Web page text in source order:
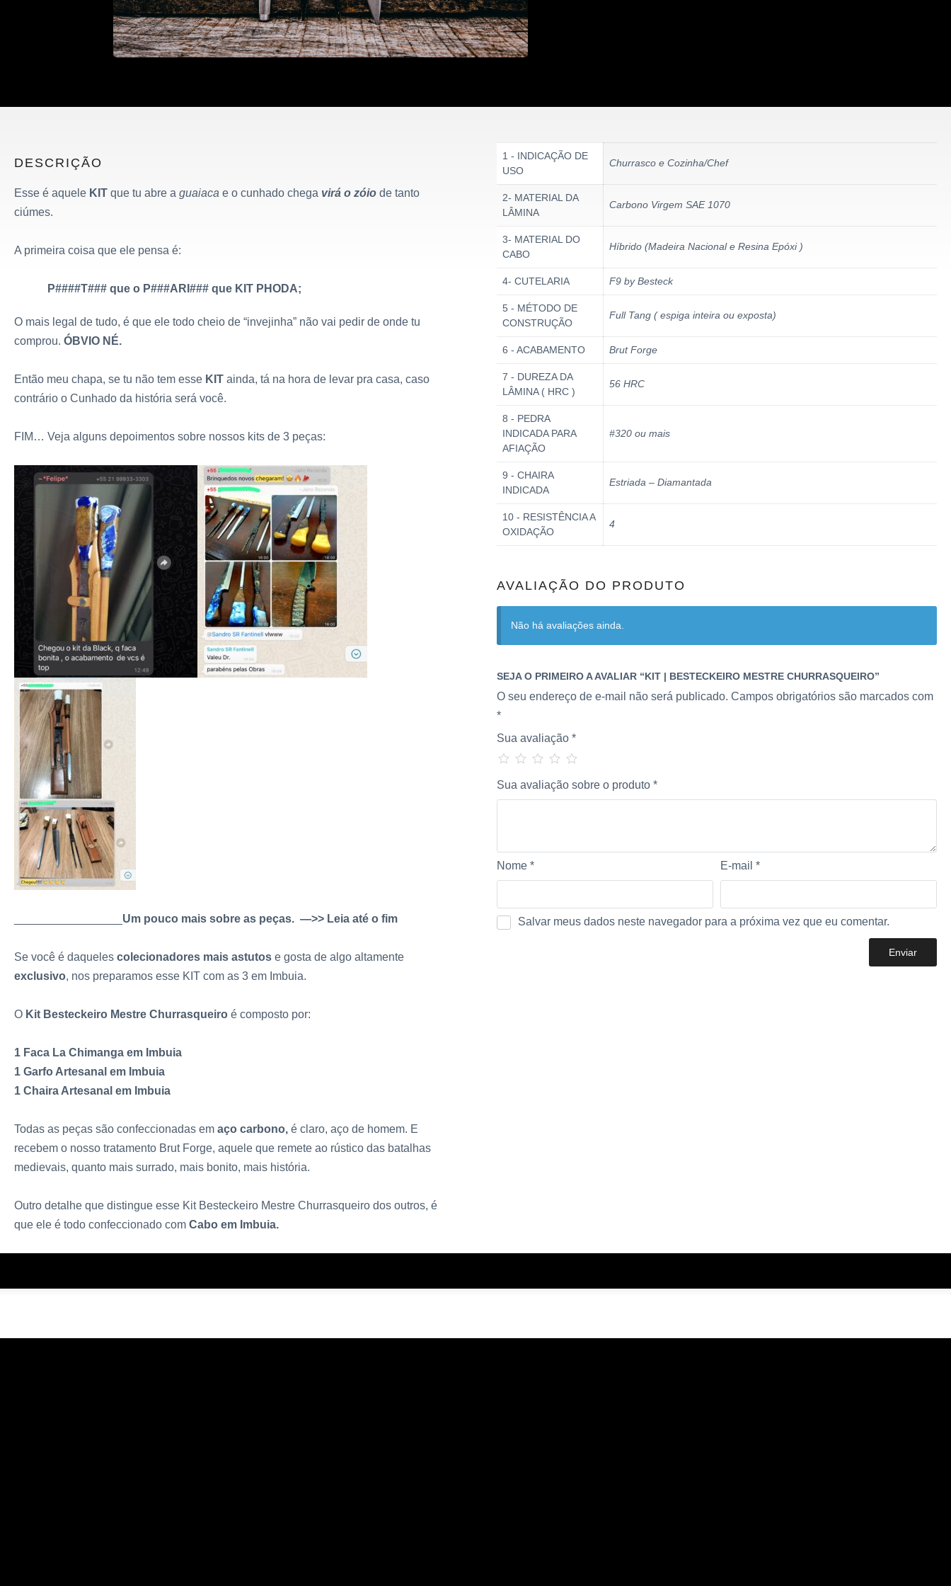
DESCRIÇÃO
Esse é aquele KIT que tu abre a guaiaca e o cunhado chega virá o zóio de tanto
ciúmes.
A primeira coisa que ele pensa é:
P####T### que o P###ARI### que KIT PHODA;
O mais legal de tudo, é que ele todo cheio de “invejinha” não vai pedir de onde tu
comprou. ÓBVIO NÉ.
Então meu chapa, se tu não tem esse KIT ainda, tá na hora de levar pra casa, caso
contrário o Cunhado da história será você.
FIM… Veja alguns depoimentos sobre nossos kits de 3 peças:
Um pouco mais sobre as peças. —>> Leia até o fim
Se você é daqueles colecionadores mais astutos e gosta de algo altamente
exclusivo, nos preparamos esse KIT com as 3 em Imbuia.
O Kit Besteckeiro Mestre Churrasqueiro é composto por:
1 Faca La Chimanga em Imbuia
1 Garfo Artesanal em Imbuia
1 Chaira Artesanal em Imbuia
Todas as peças são confeccionadas em aço carbono, é claro, aço de homem. E
recebem o nosso tratamento Brut Forge, aquele que remete ao rústico das batalhas
medievais, quanto mais surrado, mais bonito, mais história.
Outro detalhe que distingue esse Kit Besteckeiro Mestre Churrasqueiro dos outros, é
que ele é todo confeccionado com Cabo em Imbuia.
1 - INDICAÇÃO DE
USO
Churrasco e Cozinha/Chef
2- MATERIAL DA
LÂMINA
Carbono Virgem SAE 1070
3- MATERIAL DO
CABO
Híbrido (Madeira Nacional e Resina Epóxi )
4- CUTELARIA F9 by Besteck
5 - MÉTODO DE
CONSTRUÇÃO
Full Tang ( espiga inteira ou exposta)
6 - ACABAMENTO Brut Forge
7 - DUREZA DA
LÂMINA ( HRC )
56 HRC
8 - PEDRA
INDICADA PARA
AFIAÇÃO
#320 ou mais
9 - CHAIRA
INDICADA
Estriada – Diamantada
10 - RESISTÊNCIA A
OXIDAÇÃO
4
AVALIAÇÃO DO PRODUTO
Não há avaliações ainda.
SEJA O PRIMEIRO A AVALIAR “KIT | BESTECKEIRO MESTRE CHURRASQUEIRO”
O seu endereço de e-mail não será publicado. Campos obrigatórios são marcados com
*
Sua avaliação *
Sua avaliação sobre o produto *
Nome * E-mail *
Salvar meus dados neste navegador para a próxima vez que eu comentar.